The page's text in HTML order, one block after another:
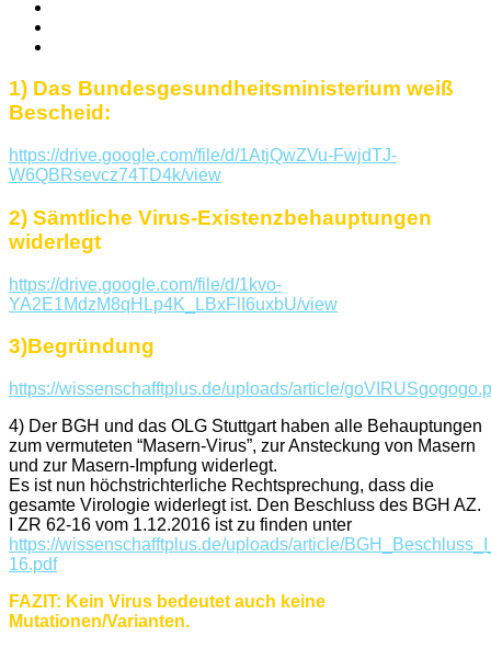
1) Das Bundesgesundheitsministerium weiß
Bescheid:
https://drive.google.com/file/d/1AtjQwZVu-FwjdTJ-
W6QBRsevcz74TD4k/view
2) Sämtliche Virus-Existenzbehauptungen
widerlegt
https://drive.google.com/file/d/1kvo-
YA2E1MdzM8qHLp4K_LBxFlI6uxbU/view
3)Begründung
https://wissenschafftplus.de/uploads/article/
4) Der BGH und das OLG Stuttgart haben alle Behauptungen
zum vermuteten “Masern-Virus”, zur Ansteckung von Masern
und zur Masern-Imp­fung widerlegt.
Es ist nun höchstrichterliche Rechtsprechung, dass die
gesamte Viro­lo­gie widerlegt ist. Den Beschluss des BGH AZ.
I ZR 62-16 vom 1.12.2016 ist zu finden unter
https://wissenschafftplus.de/uploads/article/
16.pdf
FAZIT: Kein Virus bedeutet auch keine
Mutationen/Varianten.